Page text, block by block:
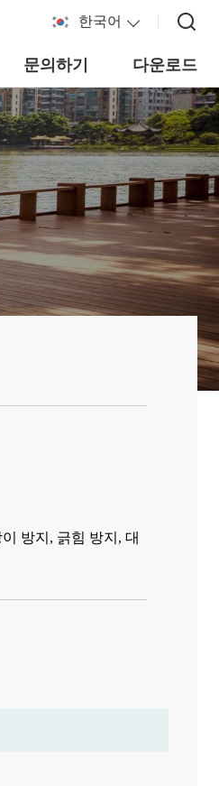
한국어
문의하기 다운로드
방지, 긁힘 방지, 대